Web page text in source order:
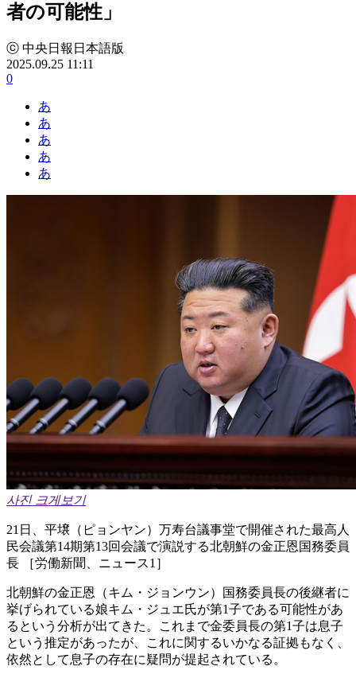
者の可能性」
ⓒ 中央日報日本語版
2025.09.25 11:11
0
あ
あ
あ
あ
あ
사진 크게보기
21日、平壌（ピョンヤン）万寿台議事堂で開催された最高人
民会議第14期第13回会議で演説する北朝鮮の金正恩国務委員
長 ［労働新聞、ニュース1］
北朝鮮の金正恩（キム・ジョンウン）国務委員長の後継者に
挙げられている娘キム・ジュエ氏が第1子である可能性があ
るという分析が出てきた。これまで金委員長の第1子は息子
という推定があったが、これに関するいかなる証拠もなく、
依然として息子の存在に疑問が提起されている。